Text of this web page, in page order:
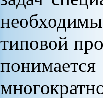
типовой